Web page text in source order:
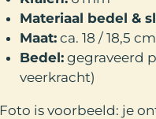
Materiaal bedel &
Maat:ca. 18 / 18,5
Bedel:gegraveerd
veerkracht)
Foto is voorbeeld: je